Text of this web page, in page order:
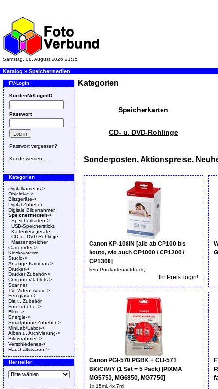
Samstag, 08. August 2026 21:15
Katalog » Speichermedien
FV-Login
KundenNr/LoginID
Passwort
Passwort vergessen?
Kunde werden ...
Kategorien
Digitalkameras->
Objektive->
Blitzgeräte->
Digital-Zubehör
Digitale Bilderrahmen
Speichermedien->
Speicherkarten->
USB-Speichersticks
Kartenlesegeräte
CD- u. DVD-Rohlinge
Massenspeicher
Camcorder->
Kiosksysteme
Studio->
Analoge Kameras->
Drucker->
Drucker Zubehör->
Computer/Tablets->
Scanner
TV, Video, Audio->
Ferngläser->
Dia u. Zubehör
Fotozubehör->
Filme->
Energie->
Smartphone-Zubehör->
MiniLab/Labor->
Alben u. Archivierung->
Bilderrahmen->
Verschiedenes->
Haushaltswaren->
Hersteller
Kategorien
Speicherkarten
CD- u. DVD-Rohlinge
Sonderposten, Aktionspreise,
Canon KP-108IN [alle ab CP100 bis
heute, wie auch CP1000 / CP1200 /
CP1300]
kein Postkartenaufdruck;
Ihr Preis: login!
Canon PGI-570 PGBK + CLI-571
BK/C/M/Y (1 Set = 5 Pack) [PIXMA
MG5750, MG6850, MG7750]
1x 15ml, 4x 7ml